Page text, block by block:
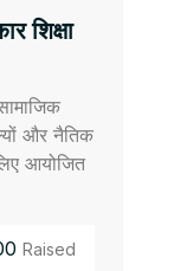
शिक्षा
और नैतिक
आयोजित
Raised